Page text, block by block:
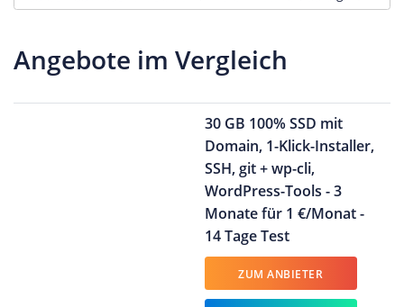
Angebote im Vergleich
30 GB 100% SSD mit
Domain, 1-Klick-Installer,
SSH, git + wp-cli,
WordPress-Tools - 3
Monate für 1 €/Monat -
14 Tage Test
ZUM ANBIETER